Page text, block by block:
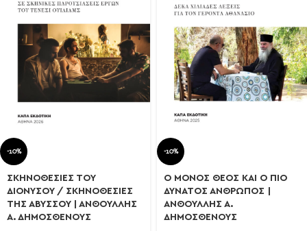
-10%
ΣΚΗΝΟΘΕΣΙΕΣ ΤΟΥ
ΔΙΟΝΥΣΟΥ / ΣΚΗΝΟΘΕΣΙΕΣ
ΤΗΣ ΑΒΥΣΣΟΥ | ΑΝΘΟΥΛΛΗΣ
Α. ΔΗΜΟΣΘΕΝΟΥΣ
-10%
Ο ΜΟΝΟΣ ΘΕΟΣ ΚΑΙ Ο ΠΙΟ
ΔΥΝΑΤΟΣ ΑΝΘΡΩΠΟΣ |
ΑΝΘΟΥΛΛΗΣ Α.
ΔΗΜΟΣΘΕΝΟΥΣ